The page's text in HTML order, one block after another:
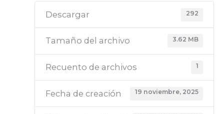
Descargar 292
Tamaño del archivo 3.62 MB
Recuento de archivos 1
Fecha de creación 19 noviembre, 2025